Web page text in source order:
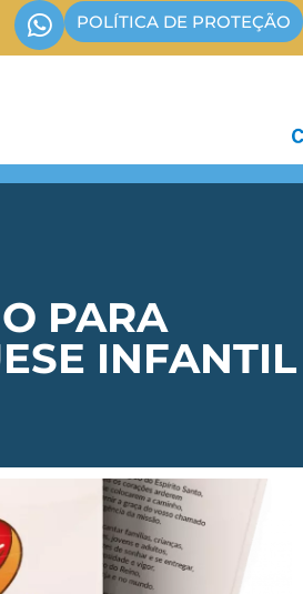
POLÍTICA DE PROTEÇÃO
PARA
INFANTIL